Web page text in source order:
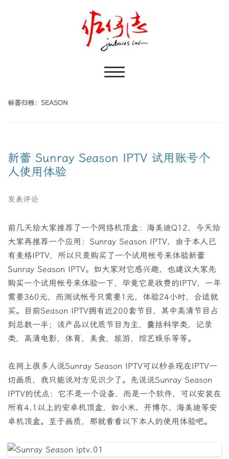
标签归档： SEASON
新蕾 Sunray Season IPTV 试用账号个
人使用体验
发表评论
前几天给大家推荐了一个网络机顶盒：海美迪Q12，今天给
大家再推荐一个应用：Sunray Season IPTV，由于本人已
有麦格IPTV，所以只是购买了一个试用帐号来体验新蕾
Sunray Season IPTV。如大家对它感兴趣，也建议大家先
购买一个试用帐号来体验一下，毕竟它是收费的IPTV，一年
需要360元，而测试帐号只需要1元，体验24小时，合适就
买。目前Season IPTV拥有近200套节目，其中高清节目占
到总数一半；该产品以优质节目为主，囊括科学类，记录
类，高清电影，体育，美食，旅游，综艺娱乐等等。
在网上很多人说Sunray Season IPTV可以秒杀现在IPTV一
切画质，我只能说对方见识少了。先说说Sunray Season
IPTV的优点：它不是一个设备，而是一个软件，可以安装在
所有4.1以上的安卓机顶盒，如小米、开博尔、海美迪等安
卓机顶盒。至于画质，那就看看以下本人的使用体验吧。